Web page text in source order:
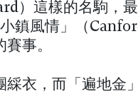
）這樣的名駒，
鎮風情」（
事。
綵衣，而「遍地金